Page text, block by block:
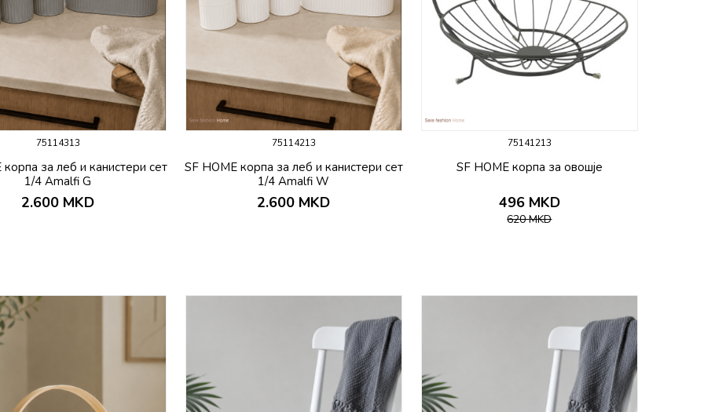
75114313
корпа за леб и канистери сет
1/4 Amalfi G
2.600 MKD
75114213
SF HOME корпа за леб и канистери сет
1/4 Amalfi W
2.600 MKD
75141213
SF HOME корпа за овошје
496 MKD
620MKD